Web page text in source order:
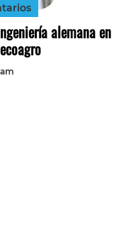
alemana en